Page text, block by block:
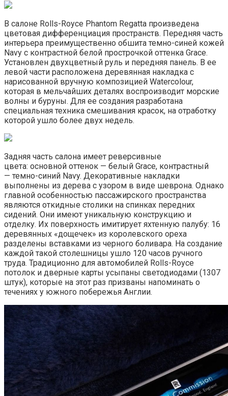
В салоне Rolls-Royce Phantom Regatta произведена
цветовая дифференциация пространств. Передняя часть
интерьера преимущественно обшита темно-синей кожей
Navy с контрастной белой прострочкой оттенка Grace.
Установлен двухцветный руль и передняя панель. В ее
левой части расположена деревянная накладка с
нарисованной вручную композицией Watercolour,
которая в мельчайших деталях воспроизводит морские
волны и буруны. Для ее создания разработана
специальная техника смешивания красок, на отработку
которой ушло более двух недель.
Задняя часть салона имеет реверсивные
цвета: основной оттенок — белый Grace, контрастный
— темно-синий Navy. Декоративные накладки
выполнены из дерева с узором в виде шеврона. Однако
главной особенностью пассажирского пространства
являются откидные столики на спинках передних
сидений. Они имеют уникальную конструкцию и
отделку. Их поверхность имитирует яхтенную палубу: 16
деревянных «дощечек» из королевского ореха
разделены вставками из черного боливара. На создание
каждой такой столешницы ушло 120 часов ручного
труда. Традиционно для автомобилей Rolls-Royce
потолок и дверные карты усыпаны светодиодами (1307
штук), которые на этот раз призваны напоминать о
течениях у южного побережья Англии.